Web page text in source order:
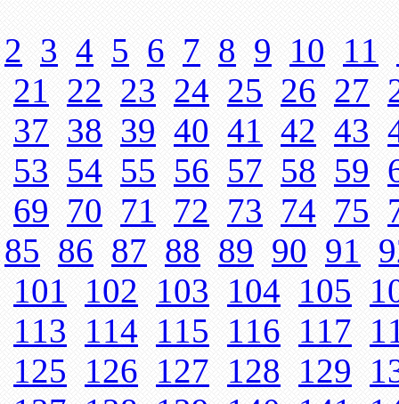
2 3 4 5 6 7 8 9 10 11
21
22 23 24 25 26 27
37 38 39 40 41 42 43
53 54 55 56 57 58 59
69 70 71 72 73 74 75
85 86 87 88 89 90 91
101
102 103 104 105
113 114 115 116 117
125 126 127 128 129